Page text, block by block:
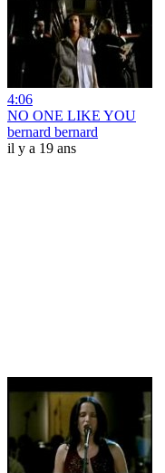
4:06
NO ONE LIKE YOU
bernard bernard
il y a 19 ans